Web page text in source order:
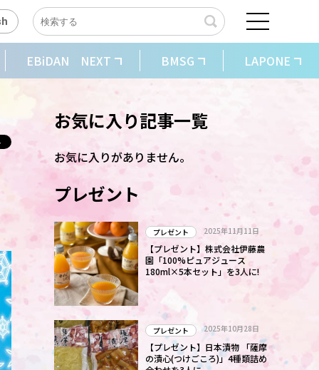
EBiDAN NEXT BMSG LAPONE
お気に入り記事一覧
お気に入りがありません。
プレゼント
プレゼント 2025年11月11日
【プレゼント】株式会社伊藤農
園「100%ピュアジュース
180ml×5本セット」を3人に!
プレゼント 2025年10月28日
【プレゼント】日本漬物 「薩摩
の漬心(つけごころ)」4種類詰め